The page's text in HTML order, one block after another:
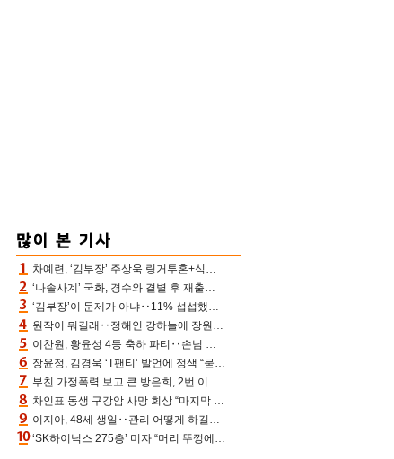
차예련, ‘김부장’ 주상욱 링거투혼+식스팩 비화 “옷 벗는데 아저씨는 안 된다고”(차장금)
‘나솔사계’ 국화, 경수와 결별 후 재출연…첫인상 3표 몰표
‘김부장’이 문제가 아냐‥11% 섭섭했던 ‘재벌X형사2’ 돈·빽 총동원해 컴백 [TV보고서]
원작이 뭐길래‥정해인 강하늘에 장원영까지 참여한 이 영화
이찬원, 황윤성 4등 축하 파티‥손님 모으려 블랙핑크 지수와 친한 척(편스토랑)[어제TV]
장윤정, 김경욱 ‘T팬티’ 발언에 정색 “묻지 않았는데, 그것도 성희롱”(장공장)
부친 가정폭력 보고 큰 방은희, 2번 이혼 후 잠수→母 고독사에 자책(특종세상)[어제TV]
차인표 동생 구강암 사망 회상 “마지막 순간 동생 손 잡아준 신애라, 두고두고 고마워” (신애라이프)
이지아, 48세 생일‥관리 어떻게 하길래 놀라운 동안 미모
‘SK하이닉스 275층’ 미자 “머리 뚜껑에서 사, 주식만 안 해도 돈 버는 것”